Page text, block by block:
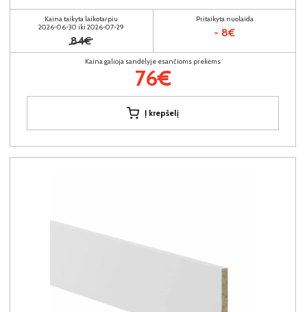
Kaina taikyta laikotarpiu
2026-06-30 iki 2026-07-29
84€
Pritaikyta nuolaida
- 8€
Kaina galioja sandėlyje esančioms prekėms
76€
Į krepšelį